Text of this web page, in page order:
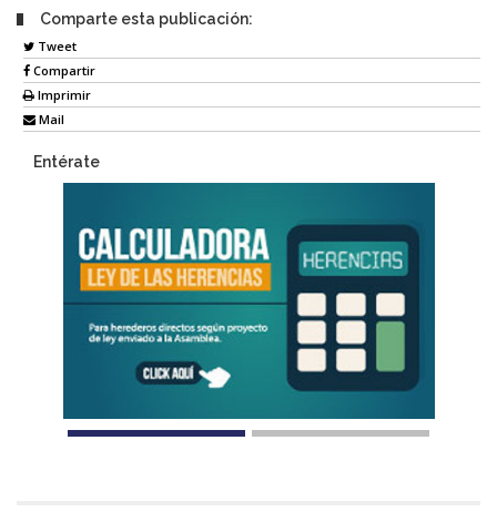
Comparte esta publicación:
Tweet
Compartir
Imprimir
Mail
Entérate